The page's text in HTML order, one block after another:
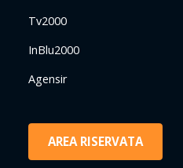
Tv2000
InBlu2000
Agensir
AREA RISERVATA